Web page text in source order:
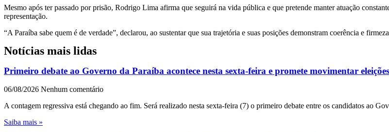
Mesmo após ter passado por prisão, Rodrigo Lima afirma que seguirá na vida pública e que pretende manter atuação
representação.
“A Paraíba sabe quem é de verdade”, declarou, ao sustentar que sua trajetória e suas posições demonstram coerência e
Notícias mais lidas
Primeiro debate ao Governo da Paraíba acontece nesta sexta-feira e promete movimentar
06/08/2026 Nenhum comentário
A contagem regressiva está chegando ao fim. Será realizado nesta sexta-feira (7) o primeiro debate entre os candidatos ao
Saiba mais »